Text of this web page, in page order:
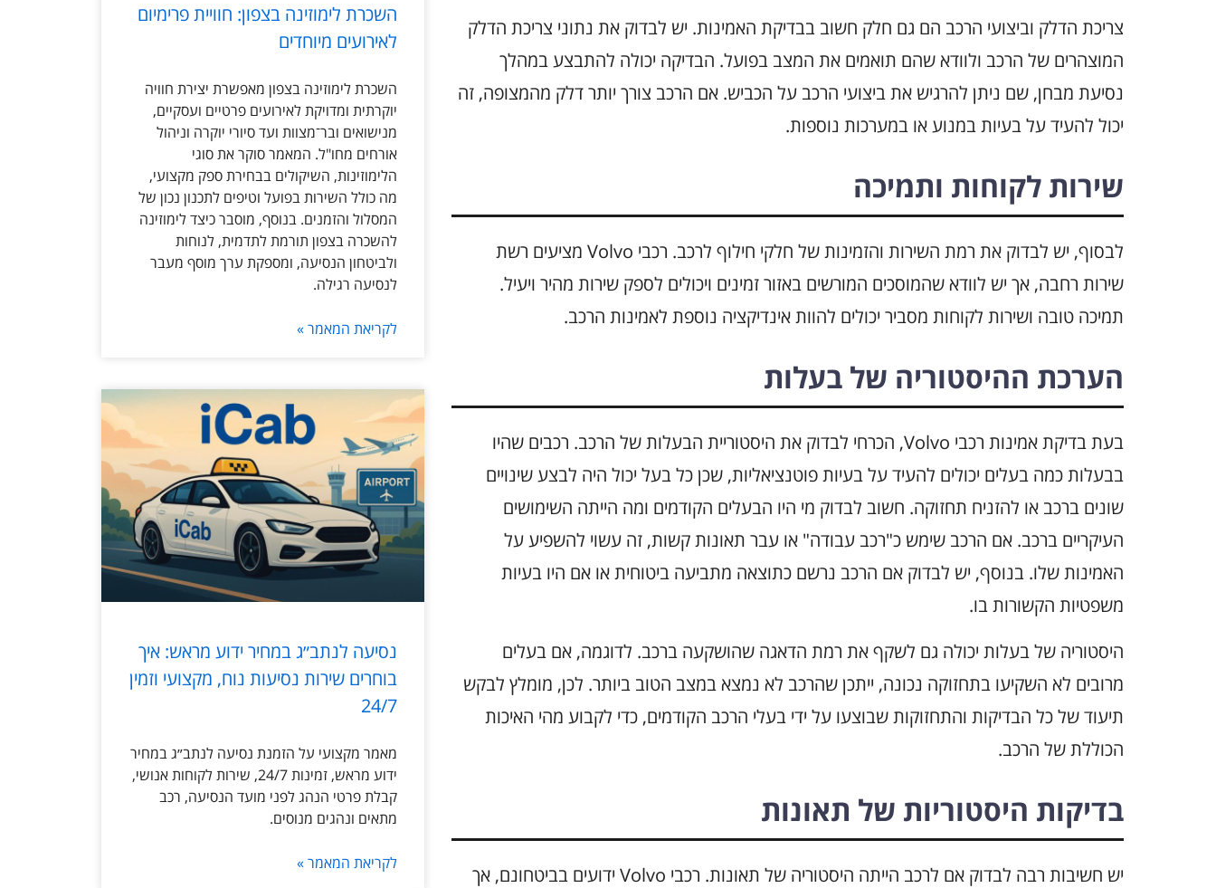
צריכת הדלק וביצועי הרכב הם גם חלק חשוב בבדיקת האמינות. יש לבדוק את נתוני צריכת הדלק
המוצהרים של הרכב ולוודא שהם תואמים את המצב בפועל. הבדיקה יכולה להתבצע במהלך
נסיעת מבחן, שם ניתן להרגיש את ביצועי הרכב על הכביש. אם הרכב צורך יותר דלק מהמצופה, זה
יכול להעיד על בעיות במנוע או במערכות נוספות.
שירות לקוחות ותמיכה
לבסוף, יש לבדוק את רמת השירות והזמינות של חלקי חילוף לרכב. רכבי Volvo מציעים רשת
שירות רחבה, אך יש לוודא שהמוסכים המורשים באזור זמינים ויכולים לספק שירות מהיר ויעיל.
תמיכה טובה ושירות לקוחות מסביר יכולים להוות אינדיקציה נוספת לאמינות הרכב.
הערכת ההיסטוריה של בעלות
בעת בדיקת אמינות רכבי Volvo, הכרחי לבדוק את היסטוריית הבעלות של הרכב. רכבים שהיו
בבעלות כמה בעלים יכולים להעיד על בעיות פוטנציאליות, שכן כל בעל יכול היה לבצע שינויים
שונים ברכב או להזניח תחזוקה. חשוב לבדוק מי היו הבעלים הקודמים ומה הייתה השימושים
העיקריים ברכב. אם הרכב שימש כ"רכב עבודה" או עבר תאונות קשות, זה עשוי להשפיע על
האמינות שלו. בנוסף, יש לבדוק אם הרכב נרשם כתוצאה מתביעה ביטוחית או אם היו בעיות
משפטיות הקשורות בו.
היסטוריה של בעלות יכולה גם לשקף את רמת הדאגה שהושקעה ברכב. לדוגמה, אם בעלים
מרובים לא השקיעו בתחזוקה נכונה, ייתכן שהרכב לא נמצא במצב הטוב ביותר. לכן, מומלץ לבקש
תיעוד של כל הבדיקות והתחזוקות שבוצעו על ידי בעלי הרכב הקודמים, כדי לקבוע מהי האיכות
הכוללת של הרכב.
בדיקות היסטוריות של תאונות
יש חשיבות רבה לבדוק אם לרכב הייתה היסטוריה של תאונות. רכבי Volvo ידועים בביטחונם, אך
השכרת לימוזינה בצפון: חוויית פרימיום
לאירועים מיוחדים
השכרת לימוזינה בצפון מאפשרת יצירת חוויה
יוקרתית ומדויקת לאירועים פרטיים ועסקיים,
מנישואים ובר־מצוות ועד סיורי יוקרה וניהול
אורחים מחו"ל. המאמר סוקר את סוגי
הלימוזינות, השיקולים בבחירת ספק מקצועי,
מה כולל השירות בפועל וטיפים לתכנון נכון של
המסלול והזמנים. בנוסף, מוסבר כיצד לימוזינה
להשכרה בצפון תורמת לתדמית, לנוחות
ולביטחון הנסיעה, ומספקת ערך מוסף מעבר
לנסיעה רגילה.
לקריאת המאמר »
נסיעה לנתב״ג במחיר ידוע מראש: איך
בוחרים שירות נסיעות נוח, מקצועי וזמין
24/7
מאמר מקצועי על הזמנת נסיעה לנתב״ג במחיר
ידוע מראש, זמינות 24/7, שירות לקוחות אנושי,
קבלת פרטי הנהג לפני מועד הנסיעה, רכב
מתאים ונהגים מנוסים.
לקריאת המאמר »